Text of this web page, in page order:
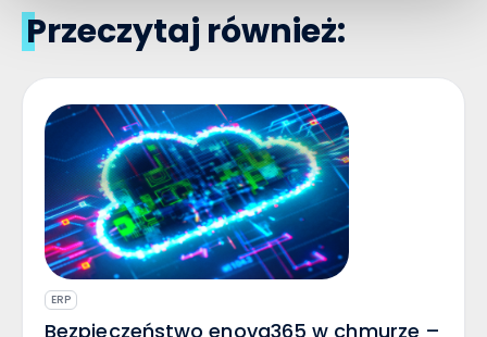
Przeczytaj również:
ERP
Bezpieczeństwo enova365 w chmurze –